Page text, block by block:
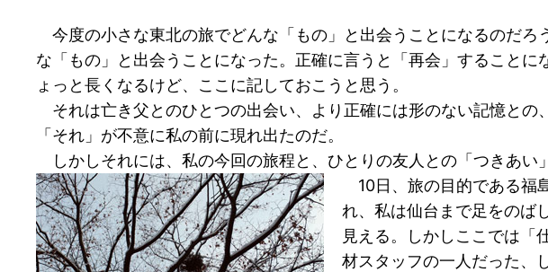
今度の小さな東北の旅でどんな「もの」と出会うことになるのだ
な「もの」と出会うことになった。正確に言うと「再会」すること
ょっと長くなるけど、ここに記しておこうと思う。
それは亡き父とのひとつの出会い、より正確には形のない記憶と
「それ」が不意に私の前に現れ出たのだ。
しかしそれには、私の今回の旅程と、ひとりの友人との「つきあい
10日、旅の目的である福
れ、私は仙台まで足をのば
見える。しかしここでは「
材スタッフの一人だった、